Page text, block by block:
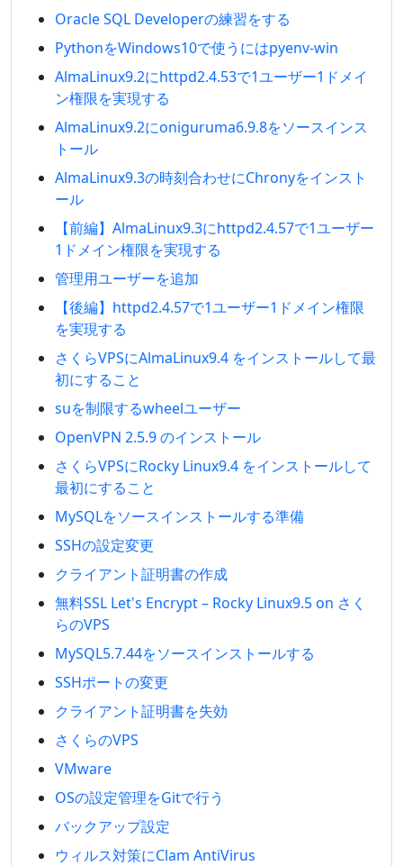
Oracle SQL Developerの練習をする
PythonをWindows10で使うにはpyenv-win
AlmaLinux9.2にhttpd2.4.53で1ユーザー1ドメイ
ン権限を実現する
AlmaLinux9.2にoniguruma6.9.8をソースインス
トール
AlmaLinux9.3の時刻合わせにChronyをインスト
ール
【前編】AlmaLinux9.3にhttpd2.4.57で1ユーザー
1ドメイン権限を実現する
管理用ユーザーを追加
【後編】httpd2.4.57で1ユーザー1ドメイン権限
を実現する
さくらVPSにAlmaLinux9.4 をインストールして最
初にすること
suを制限するwheelユーザー
OpenVPN 2.5.9 のインストール
さくらVPSにRocky Linux9.4 をインストールして
最初にすること
MySQLをソースインストールする準備
SSHの設定変更
クライアント証明書の作成
無料SSL Let's Encrypt – Rocky Linux9.5 on さく
らのVPS
MySQL5.7.44をソースインストールする
SSHポートの変更
クライアント証明書を失効
さくらのVPS
VMware
OSの設定管理をGitで行う
バックアップ設定
ウィルス対策にClam AntiVirus